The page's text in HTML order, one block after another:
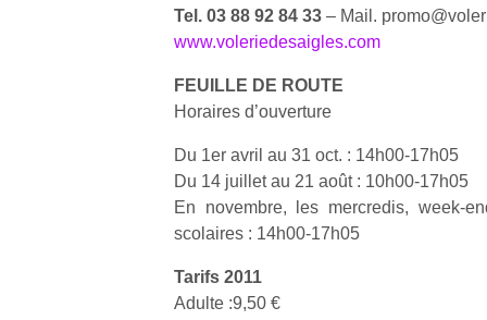
Tel. 03 88 92 84 33 – Mail.
www.voleriedesaigles.com
FEUILLE DE ROUTE
Horaires d’ouverture
Du 1er avril au 31 oct. : 14h00-17h05
Du 14 juillet au 21 août : 10h00-17h05
En novembre, les mercredis, week-
scolaires : 14h00-17h05
Tarifs 2011
Adulte :9,50 €
une
nouvelle
mécanique
Beeper
enfants
débordent
souvent
d’énergie.
occupations
n’est pas
trampolines
pour les
estivales
et avec le
retour des